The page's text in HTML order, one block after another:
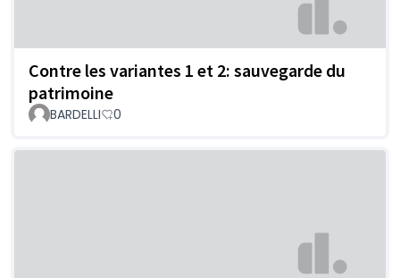
Contre les variantes 1 et 2: sauvegarde du
patrimoine
BARDELLI 0